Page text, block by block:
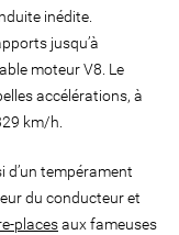
inédite.
jusqu’à
moteur V8. Le
accélérations, à
km/h.
d’un tempérament
du conducteur et
placesaux fameuses